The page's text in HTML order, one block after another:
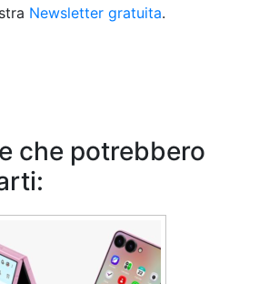
Newsletter gratuita.
che potrebbero